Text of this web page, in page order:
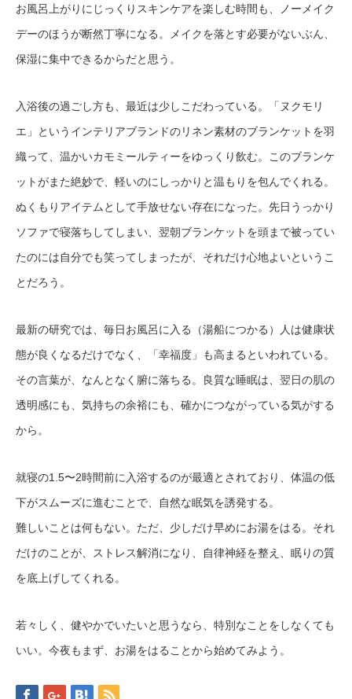
お風呂上がりにじっくりスキンケアを楽しむ時間も、ノーメイク
デーのほうが断然丁寧になる。メイクを落とす必要がないぶん、
保湿に集中できるからだと思う。
入浴後の過ごし方も、最近は少しこだわっている。「ヌクモリ
エ」というインテリアブランドのリネン素材のブランケットを羽
織って、温かいカモミールティーをゆっくり飲む。このブランケ
ットがまた絶妙で、軽いのにしっかりと温もりを包んでくれる。
ぬくもりアイテムとして手放せない存在になった。先日うっかり
ソファで寝落ちしてしまい、翌朝ブランケットを頭まで被ってい
たのには自分でも笑ってしまったが、それだけ心地よいというこ
とだろう。
最新の研究では、毎日お風呂に入る（湯船につかる）人は健康状
態が良くなるだけでなく、「幸福度」も高まるといわれている。
その言葉が、なんとなく腑に落ちる。良質な睡眠は、翌日の肌の
透明感にも、気持ちの余裕にも、確かにつながっている気がする
から。
就寝の1.5〜2時間前に入浴するのが最適とされており、体温の低
下がスムーズに進むことで、自然な眠気を誘発する。
難しいことは何もない。ただ、少しだけ早めにお湯をはる。それ
だけのことが、ストレス解消になり、自律神経を整え、眠りの質
を底上げしてくれる。
若々しく、健やかでいたいと思うなら、特別なことをしなくても
いい。今夜もまず、お湯をはることから始めてみよう。